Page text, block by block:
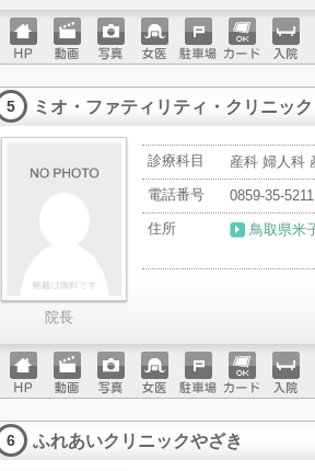
ホーム
ページ
動画 写真 女医 駐車場クレジ
ットカ
ード
入院
5 ミオ・ファティリティ・クリニック
院長
診療科目
産科 婦人科
電話番号
0859-35-5211
住所
鳥取県米
ホーム
ページ
動画 写真 女医 駐車場クレジ
ットカ
ード
入院
6 ふれあいクリニックやざき